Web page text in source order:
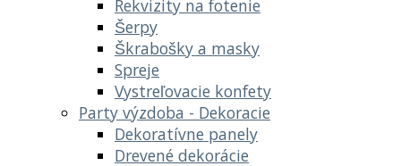
Rekvizity na fotenie
Šerpy
Škrabošky a masky
Spreje
Vystreľovacie konfety
Party výzdoba - Dekoracie
Dekoratívne panely
Drevené dekorácie